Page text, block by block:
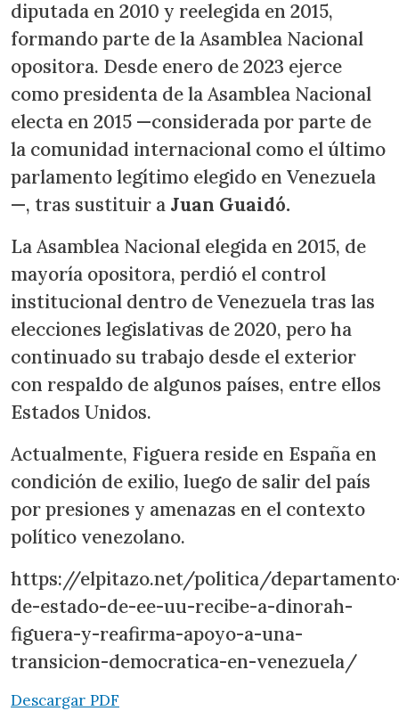
diputada en 2010 y reelegida en 2015,
formando parte de la Asamblea Nacional
opositora. Desde enero de 2023 ejerce
como presidenta de la Asamblea Nacional
electa en 2015 —considerada por parte de
la comunidad internacional como el último
parlamento legítimo elegido en Venezuela
—, tras sustituir a Juan Guaidó.
La Asamblea Nacional elegida en 2015, de
mayoría opositora, perdió el control
institucional dentro de Venezuela tras las
elecciones legislativas de 2020, pero ha
continuado su trabajo desde el exterior
con respaldo de algunos países, entre ellos
Estados Unidos.
Actualmente, Figuera reside en España en
condición de exilio, luego de salir del país
por presiones y amenazas en el contexto
político venezolano.
https://elpitazo.net/politica/
de-estado-de-ee-uu-recibe-a-dinorah-
figuera-y-reafirma-apoyo-a-una-
transicion-democratica-en-venezuela/
Descargar PDF